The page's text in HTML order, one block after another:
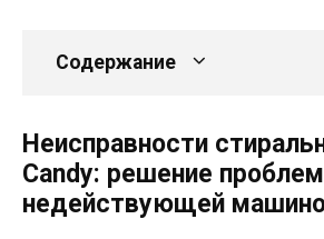
Содержание
Неисправности
Candy: решение
недействующей